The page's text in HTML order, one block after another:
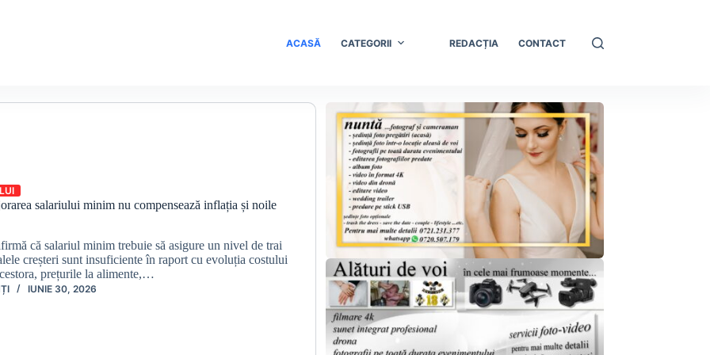
ACASĂ CATEGORII REDACȚIA CONTACT
salariului minim nu compensează inflația și noile
că salariul minim trebuie să asigure un nivel de trai
creșteri sunt insuficiente în raport cu evoluția costului
prețurile la alimente,…
IUNIE 30, 2026